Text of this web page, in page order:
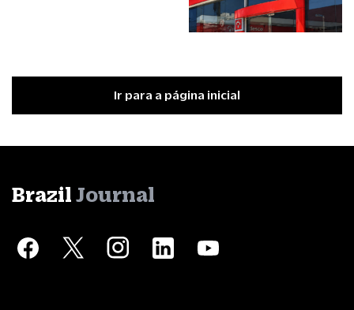
Ir para a página inicial
Brazil Journal